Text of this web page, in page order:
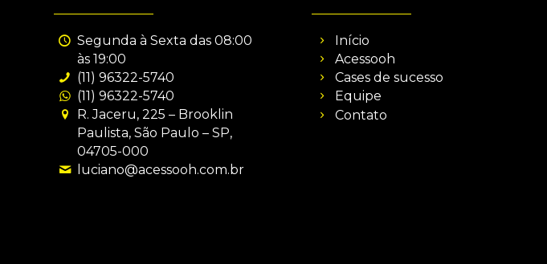
Segunda à Sexta das 08:00
às 19:00
(11) 96322-5740
(11) 96322-5740
R. Jaceru, 225 – Brooklin
Paulista, São Paulo – SP,
04705-000
luciano@acessooh.com.br
Início
Acessooh
Cases de sucesso
Equipe
Contato